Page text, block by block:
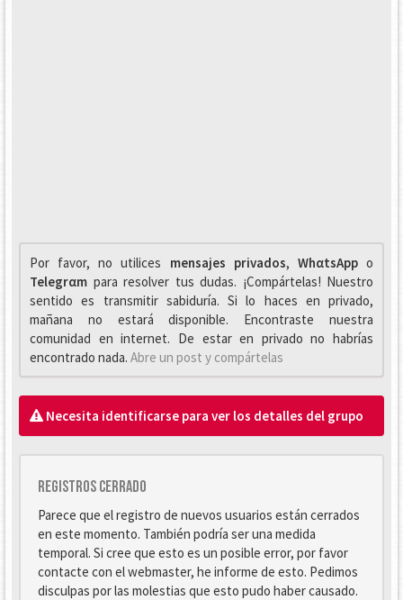
Por favor, no utilices mensajes privados, WhαtsAppo
Telegrαm para resolver tus dudas. ¡Compártelas! Nuestro
sentido es transmitir sabiduría. Si lo haces en privado,
mañana no estará disponible. Encontraste nuestra
comunidad en internet. De estar en privado no habrías
encontrado nada. Abre un post y compártelas
Necesita identificarse para ver los detalles del grupo
Registros cerrado
Parece que el registro de nuevos usuarios están cerrados
en este momento. También podría ser una medida
temporal. Si cree que esto es un posible error, por favor
contacte con el webmaster, he informe de esto. Pedimos
disculpas por las molestias que esto pudo haber causado.